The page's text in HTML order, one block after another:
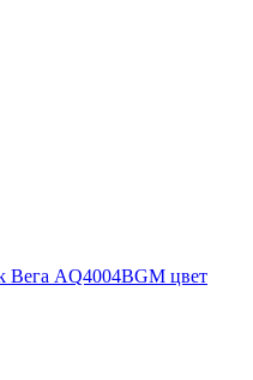
Вега AQ4004BGM цвет